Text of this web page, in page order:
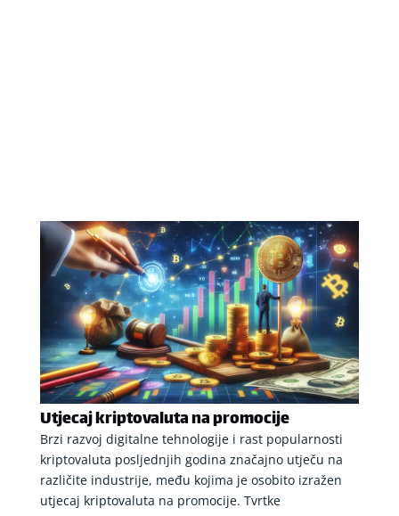
Utjecaj kriptovaluta na promocije
Brzi razvoj digitalne tehnologije i rast popularnosti
kriptovaluta posljednjih godina značajno utječu na
različite industrije, među kojima je osobito izražen
utjecaj kriptovaluta na promocije. Tvrtke